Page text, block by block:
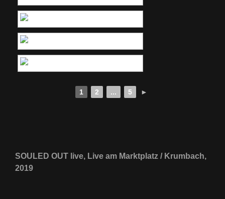
1 2 ... 5 ►
SOULED OUT live, Live am Marktplatz / Krumbach,
2019